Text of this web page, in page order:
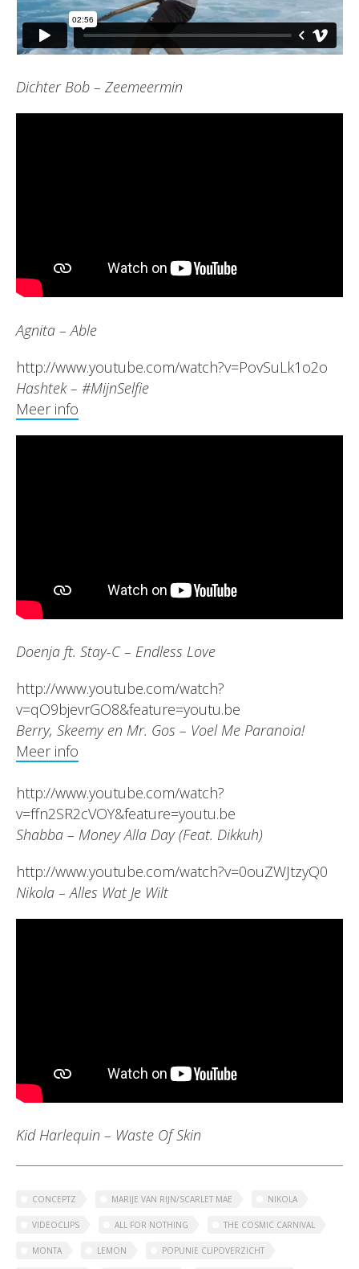
Dichter Bob – Zeemeermin
Agnita – Able
http://www.youtube.com/watch?v=PovSuLk1o2o
Hashtek – #MijnSelfie
Meer info
Doenja ft. Stay-C – Endless Love
http://www.youtube.com/watch?
v=qO9bjevrGO8&feature=youtu.be
Berry, Skeemy en Mr. Gos – Voel Me Paranoia!
Meer info
http://www.youtube.com/watch?
v=ffn2SR2cVOY&feature=youtu.be
Shabba – Money Alla Day (Feat. Dikkuh)
http://www.youtube.com/watch?v=0ouZWJtzyQ0
Nikola – Alles Wat Je Wilt
Kid Harlequin – Waste Of Skin
CONCEPTZ MARIJE VAN RIJN/SCARLET MAE NIKOLA
VIDEOCLIPS ALL FOR NOTHING THE COSMIC CARNIVAL
MONTA LEMON POPUNIE CLIPOVERZICHT